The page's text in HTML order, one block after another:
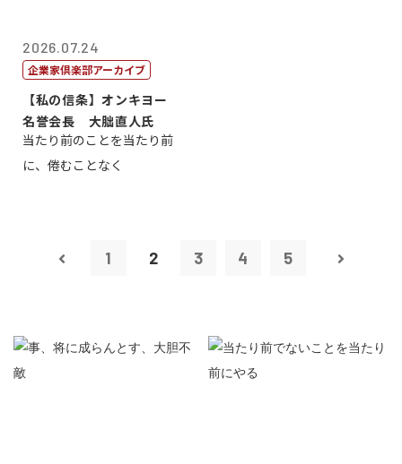
2026.07.24
企業家倶楽部アーカイブ
【私の信条】オンキヨー
名誉会長 大朏直人氏
当たり前のことを当たり前
に、倦むことなく
1 2 3 4 5